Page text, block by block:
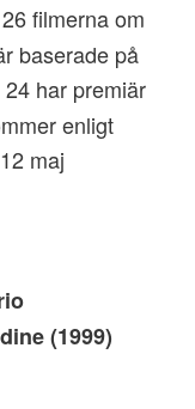
filmerna om
baserade på
24 har premiär
enligt
maj
(1999)